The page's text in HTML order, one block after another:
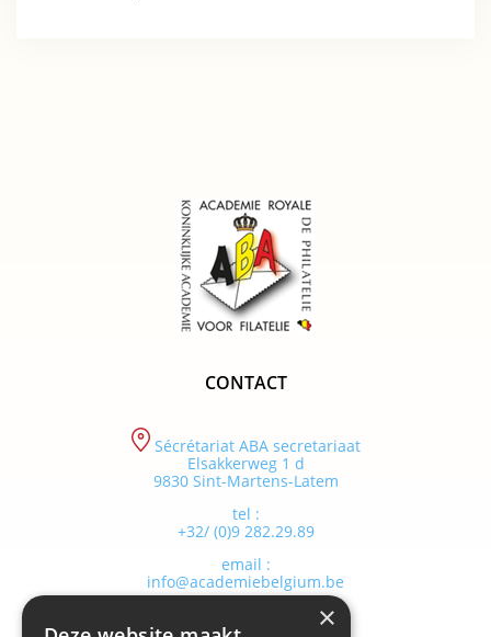
CONTACT
Sécrétariat ABA secretariaat
Elsakkerweg 1 d
9830 Sint-Martens-Latem
tel :
+32/ (0)9 282.29.89
email :
info@academiebelgium.be
×